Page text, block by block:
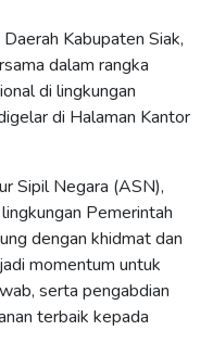
Kabupaten Siak,
dalam rangka
di lingkungan
di Halaman Kantor
Sipil Negara (ASN),
Pemerintah
dengan khidmat dan
momentum untuk
serta pengabdian
terbaik kepada